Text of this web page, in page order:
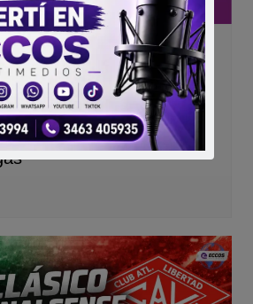
FUTBOL FEMENINO
en marcha: Canalense
preparan para un histórico